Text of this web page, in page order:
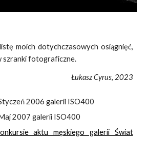
moich dotychczasowych osiągnięć,
szranki fotograficzne.
Łukasz Cyrus, 2023
2006 galerii ISO400
2007 galerii ISO400
aktu męskiego galerii Świat